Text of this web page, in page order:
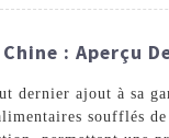
: Aperçu
ajout à sa
soufflés